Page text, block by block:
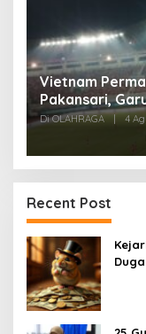
Vietnam
Pakansari,
Kandang
Di OLAHRAGA 4
Recent Post